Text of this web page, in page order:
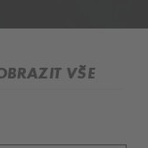
VŠE